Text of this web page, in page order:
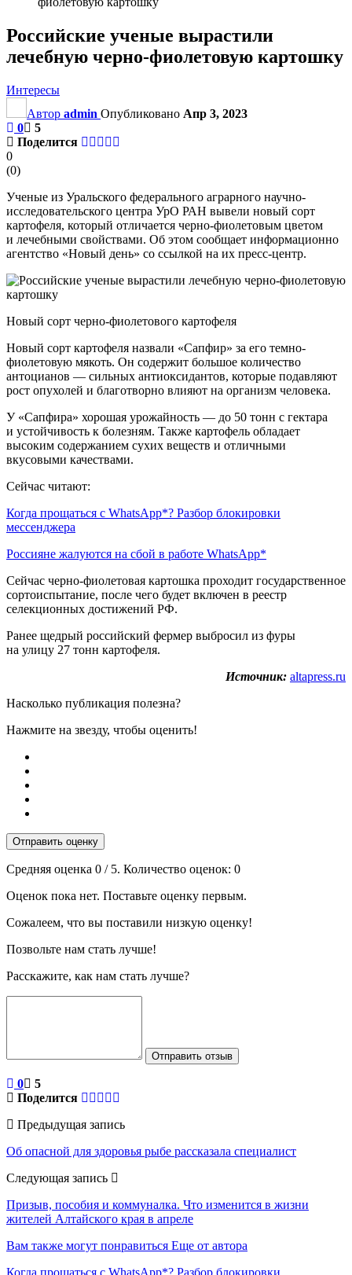
Российские ученые вырастили
лечебную черно-фиолетовую картошку
Интересы
Автор admin Опубликовано Апр 3, 2023
0
5
Поделится
0
(0)
Ученые из Уральского федерального аграрного научно-
исследовательского центра УрО РАН вывели новый сорт
картофеля, который отличается черно-фиолетовым цветом
и лечебными свойствами. Об этом сообщает информационно
агентство «Новый день» со ссылкой на их пресс-центр.
Новый сорт черно-фиолетового картофеля
Новый сорт картофеля назвали «Сапфир» за его темно-
фиолетовую мякоть. Он содержит большое количество
антоцианов — сильных антиоксидантов, которые подавляют
рост опухолей и благотворно влияют на организм человека.
У «Сапфира» хорошая урожайность — до 50 тонн с гектара
и устойчивость к болезням. Также картофель обладает
высоким содержанием сухих веществ и отличными
вкусовыми качествами.
Сейчас читают:
Когда прощаться с WhatsApp*? Разбор блокировки
мессенджера
Россияне жалуются на сбой в работе WhatsApp*
Сейчас черно-фиолетовая картошка проходит государственное
сортоиспытание, после чего будет включен в реестр
селекционных достижений РФ.
Ранее щедрый российский фермер выбросил из фуры
на улицу 27 тонн картофеля.
Источник: altapress.ru
Насколько публикация полезна?
Нажмите на звезду, чтобы оценить!
Отправить оценку
Средняя оценка 0 / 5. Количество оценок: 0
Оценок пока нет. Поставьте оценку первым.
Сожалеем, что вы поставили низкую оценку!
Позвольте нам стать лучше!
Расскажите, как нам стать лучше?
Отправить отзыв
0
5
Поделится
Предыдущая запись
Об опасной для здоровья рыбе рассказала специалист
Следующая запись
Призыв, пособия и коммуналка. Что изменится в жизни
жителей Алтайского края в апреле
Вам также могут понравиться Еще от автора
Когда прощаться с WhatsApp*? Разбор блокировки